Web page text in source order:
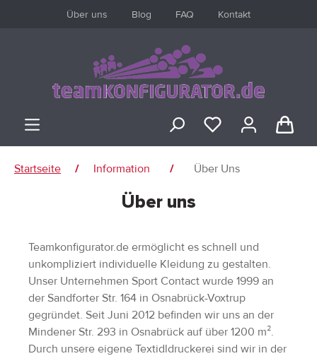
springenÜber uns Blog FAQ Kontakt
oder registrieren
Übersicht
Persönliches Profil
Adressen
Startseite / Information / Über Uns
Über uns
Teamkonfigurator.de ermöglicht es schnell und
unkompliziert individuelle Kleidung zu gestalten.
Unser Unternehmen Sport Contact wurde 1999 an
der Sandforter Str. 164 in Osnabrück-Voxtrup
gegründet. Seit Juni 2012 befinden wir uns an der
Mindener Str. 293 in Osnabrück auf über 1200 m².
Durch unsere eigene Textidldruckerei sind wir in der